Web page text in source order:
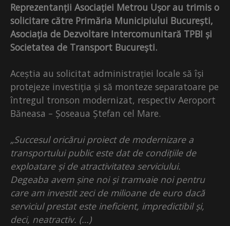
Reprezentanții Asociației Metrou Ușor au trimis o
solicitare către Primăria Municipiului București,
Asociația de Dezvoltare Intercomunitară TPBI și
Societatea de Transport București.
Aceștia au solicitat administrației locale să își
protejeze investiția și să monteze separatoare pe
întregul tronson modernizat, respectiv Aeroport
Băneasa – Șoseaua Ștefan cel Mare.
„Succesul oricărui proiect de modernizare a
transportului public este dat de condițiile de
exploatare și de atractivitatea serviciului.
Degeaba avem șine noi și tramvaie noi pentru
care am investit zeci de milioane de euro dacă
serviciul prestat este ineficient, impredictibil și,
deci, neatractiv. (…)